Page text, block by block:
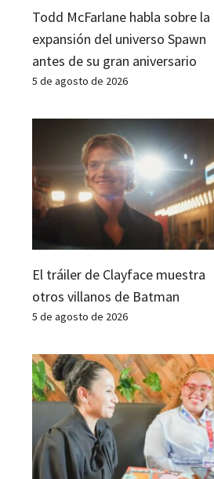
Todd McFarlane habla sobre la
expansión del universo Spawn
antes de su gran aniversario
5 de agosto de 2026
El tráiler de Clayface muestra
otros villanos de Batman
5 de agosto de 2026